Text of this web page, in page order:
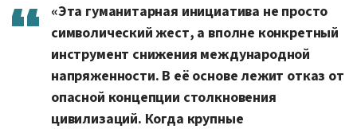
«Эта гуманитарная инициатива не просто
символический жест, а вполне конкретный
инструмент снижения международной
напряженности. В её основе лежит отказ от
опасной концепции столкновения
цивилизаций. Когда крупные